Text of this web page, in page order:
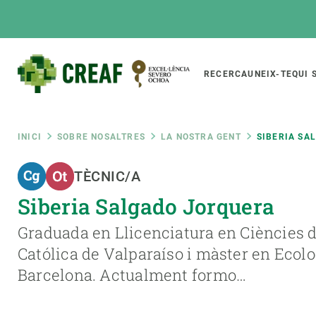
Main
RECERCAUNEIX-TEQUI
Fil
d'ariadna
INICI SOBRE NOSALTRES LA NOSTRA GENT SIBERIA
TÈCNIC/A
Siberia Salgado Jorquera
Graduada en Llicenciatura en Ciències
Católica de Valparaíso i màster en
Barcelona. Actualment formo…
Featured
responsive
INTRANET
Responsive
menu
SOBRE NOSALTRES
El Centre
Organització institucional
Transparència
RECERCA
Directori de
Biodiversitat
Canvi global